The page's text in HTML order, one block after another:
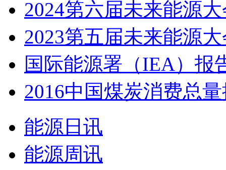
2024第六届未来能源
2023第五届未来能源
国际能源署（IEA）报
2016中国煤炭消费总
能源日讯
能源周讯